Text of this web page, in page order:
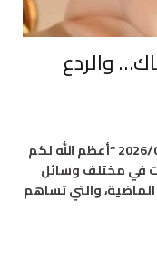
والردع
الإعلامية جمانة كرم عياد الخميس 2026/07/9 “أعظم اللّٰه لكم
في مختلف وسائل
والغربي خلال 24 ساعة الماضية، والتي تساهم